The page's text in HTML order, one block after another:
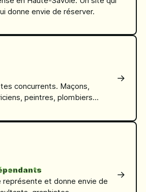
donne envie de réserver.
concurrents. Maçons,
peintres, plombiers...
→
représente et donne envie de
→